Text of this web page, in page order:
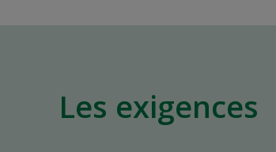
Les exigences